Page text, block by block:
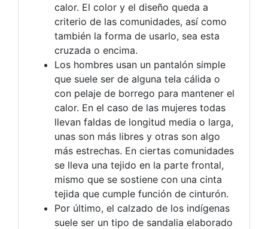
calor. El color y el diseño queda a
criterio de las comunidades, así como
también la forma de usarlo, sea esta
cruzada o encima.
Los hombres usan un pantalón simple
que suele ser de alguna tela cálida o
con pelaje de borrego para mantener el
calor. En el caso de las mujeres todas
llevan faldas de longitud media o larga,
unas son más libres y otras son algo
más estrechas. En ciertas comunidades
se lleva una tejido en la parte frontal,
mismo que se sostiene con una cinta
tejida que cumple función de cinturón.
Por último, el calzado de los indígenas
suele ser un tipo de sandalia elaborado